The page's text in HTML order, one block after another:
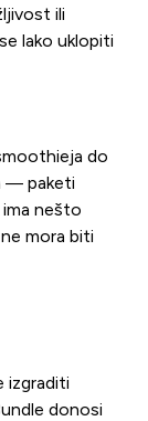
ili
lako uklopiti
do
— paketi
ima nešto
mora biti
izgraditi
donosi